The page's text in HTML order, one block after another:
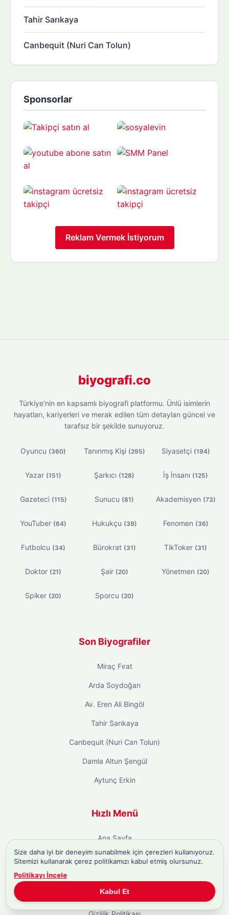
Tahir Sarıkaya
Canbequit (Nuri Can Tolun)
Sponsorlar
Reklam Vermek İstiyorum
biyografi.co
Türkiye'nin en kapsamlı biyografi platformu. Ünlü isimlerin
hayatları, kariyerleri ve merak edilen tüm detayları güncel ve
tarafsız bir şekilde sunuyoruz.
Oyuncu (360) Tanınmış Kişi (295) Siyasetçi (194)
Yazar (151) Şarkıcı (128) İş İnsanı (125)
Gazeteci (115) Sunucu (81) Akademisyen (73)
YouTuber (64) Hukukçu (39) Fenomen (36)
Futbolcu (34) Bürokrat (31) TikToker (31)
Doktor (21) Şair (20) Yönetmen (20)
Spiker (20) Sporcu (20)
Son Biyografiler
Miraç Fırat
Arda Soydoğan
Av. Eren Ali Bingöl
Tahir Sarıkaya
Canbequit (Nuri Can Tolun)
Damla Altun Şengül
Aytunç Erkin
Hızlı Menü
Ana Sayfa
Hakkımızda
Kullanım Şartları
Size daha iyi bir deneyim sunabilmek için çerezleri kullanıyoruz.
Sitemizi kullanarak çerez politikamızı kabul etmiş olursunuz.
Politikayı İncele
Kabul Et